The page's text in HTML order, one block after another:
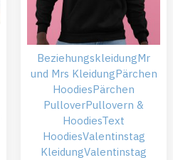
BeziehungskleidungMr
und Mrs KleidungPärchen
HoodiesPärchen
PulloverPullovern &
HoodiesText
HoodiesValentinstag
KleidungValentinstag